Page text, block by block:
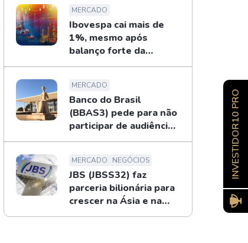
MERCADO
Ibovespa cai mais de
1%, mesmo após
balanço forte da
Petrobras
MERCADO
Banco do Brasil
(BBAS3) pede para não
participar de audiência
sobre o BRB; entenda
MERCADO NEGÓCIOS
JBS (JBSS32) faz
parceria bilionária para
crescer na Ásia e na
Oceania
INVESTIDOR10 PRO